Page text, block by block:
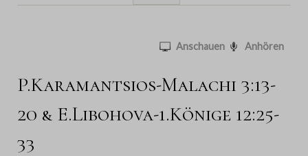
Anschauen Anhören
P.Karamantsios-Malachi 3:13-
20 & E.Libohova-1.Könige 12:25-
33